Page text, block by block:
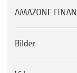
AMAZONE
Bilder